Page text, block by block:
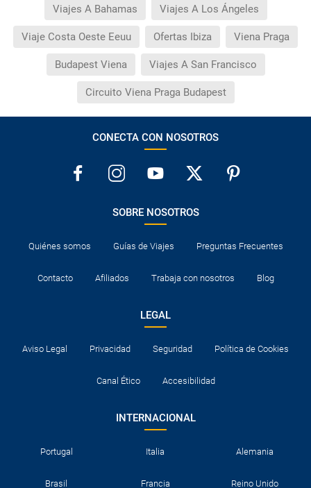
Viajes A Bahamas Viajes A Los Ángeles
Viaje Costa Oeste Eeuu Ofertas Ibiza Viena Praga
Budapest Viena Viajes A San Francisco
Circuito Viena Praga Budapest
CONECTA CON NOSOTROS
SOBRE NOSOTROS
Quiénes somos Guías de Viajes Preguntas Frecuentes
Contacto Afiliados Trabaja con nosotros Blog
LEGAL
Aviso Legal Privacidad Seguridad Política de Cookies
Canal Ético Accesibilidad
INTERNACIONAL
Portugal Italia Alemania
Brasil Francia Reino Unido